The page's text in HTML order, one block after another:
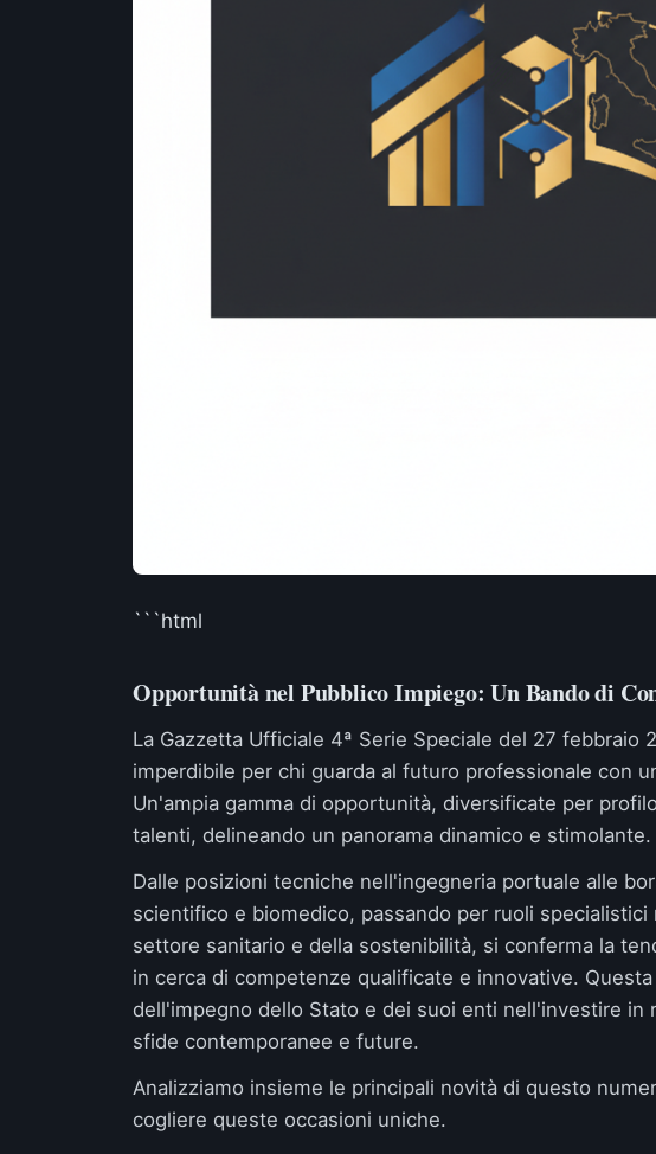
```html
Opportunità nel Pubblico Impiego: Un Bando di
La Gazzetta Ufficiale 4ª Serie Speciale del 27
imperdibile per chi guarda al futuro professionale con
Un'ampia gamma di opportunità, diversificate per
talenti, delineando un panorama dinamico e stimolante.
Dalle posizioni tecniche nell'ingegneria portuale alle
scientifico e biomedico, passando per ruoli
settore sanitario e della sostenibilità, si conferma la
in cerca di competenze qualificate e innovative.
dell'impegno dello Stato e dei suoi enti nell'investire in
sfide contemporanee e future.
Analizziamo insieme le principali novità di questo
cogliere queste occasioni uniche.